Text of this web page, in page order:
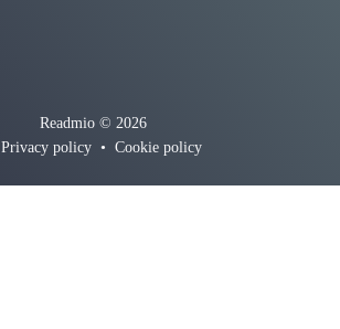
Readmio © 2026
Privacy policy • Cookie policy